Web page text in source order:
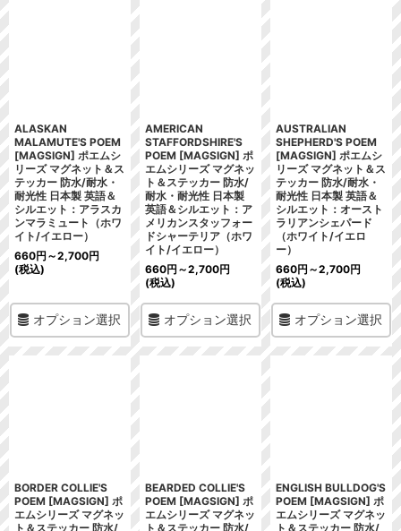
ALASKAN
MALAMUTE'S POEM
[MAGSIGN] ポエムシ
リーズ マグネット＆ス
テッカー 防水/耐水・
耐光性 日本製 英語＆
シルエット：アラスカ
ンマラミュート（ホワ
イト/イエロー）
660円 ～2,700円
(税込)
オプション選択
AMERICAN
STAFFORDSHIRE'S
POEM [MAGSIGN] ポ
エムシリーズ マグネッ
ト＆ステッカー 防水/
耐水・耐光性 日本製
英語＆シルエット：ア
メリカンスタッフォー
ドシャーテリア（ホワ
イト/イエロー）
660円 ～2,700円
(税込)
オプション選択
AUSTRALIAN
SHEPHERD'S POEM
[MAGSIGN] ポエムシ
リーズ マグネット＆ス
テッカー 防水/耐水・
耐光性 日本製 英語＆
シルエット：オースト
ラリアンシェパード
（ホワイト/イエロ
ー）
660円 ～2,700円
(税込)
オプション選択
BORDER COLLIE'S
POEM [MAGSIGN] ポ
エムシリーズ マグネッ
ト＆ステッカー 防水/
BEARDED COLLIE'S
POEM [MAGSIGN] ポ
エムシリーズ マグネッ
ト＆ステッカー 防水/
ENGLISH BULLDOG'S
POEM [MAGSIGN] ポ
エムシリーズ マグネッ
ト＆ステッカー 防水/